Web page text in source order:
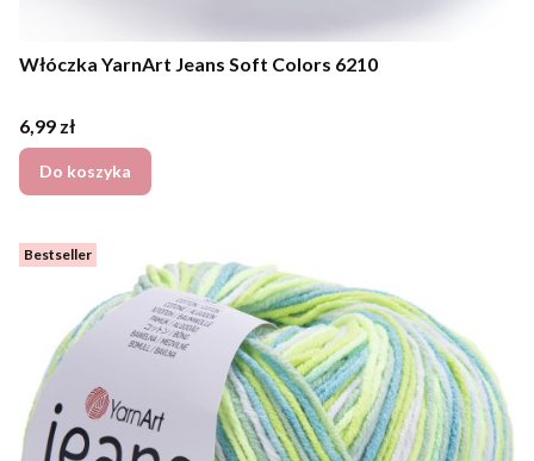
Włóczka YarnArt Jeans Soft Colors 6210
Cena
6,99 zł
Do koszyka
Bestseller